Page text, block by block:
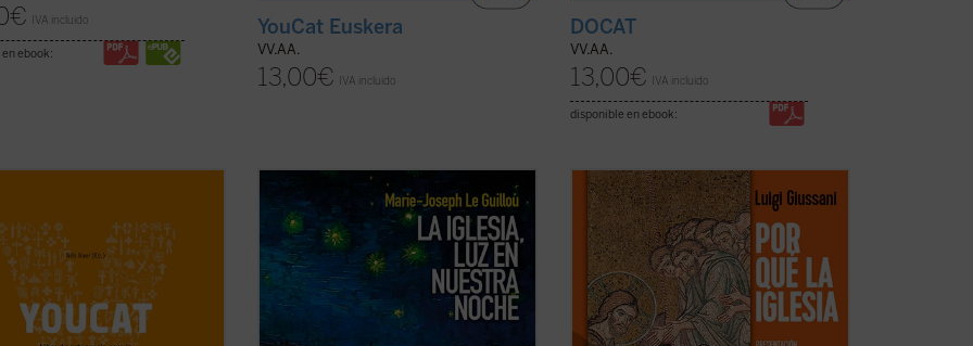
€ IVA incluido
ebook:
YouCat Euskera
VV.AA.
13,00€ IVA incluido
DOCAT
VV.AA.
13,00€ IVA incluido
disponible en ebook:
del YOUCAT es un texto
a catequistas, monitores,
y padres para acompañar el
de los catecúmenos con el libro
de YOUCAT. El texto
...(ver ficha)
La Iglesia, luz en nuestra noche es libro
de meditaciones que invita a introducirse
progresivamente en el misterio de Cristo
y de su Iglesia, mediante la oración y la
inteligencia afectiva del corazón. Se
trata, en gran medida, de una ...(ver
«Viviendo la experiencia de la comunidad
cristiana el hombre de hoy puede
verificar que esta realidad no es
solamente humana, sino que esta vida
corresponde a las exigencias más
radicales del corazón, que permite
encarar las circunstancias y los ...(ver
ficha)